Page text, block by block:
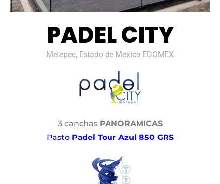
PADEL CITY
Metepec, Estado de Mexico EDOMEX
3 canchas PANORAMICAS
Pasto Padel Tour Azul 850 GRS